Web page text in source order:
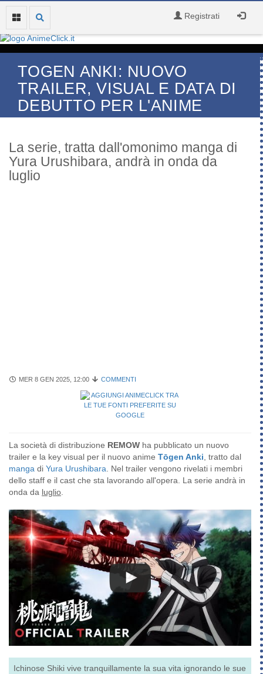
Registrati
TOGEN ANKI: NUOVO
TRAILER, VISUAL E DATA DI
DEBUTTO PER L'ANIME
La serie, tratta dall'omonimo manga di
Yura Urushibara, andrà in onda da
luglio
MER 8 GEN 2025, 12:00 COMMENTI
La società di distribuzione REMOW ha pubblicato un nuovo
trailer e la key visual per il nuovo anime Tōgen Anki , tratto dal
manga di Yura Urushibara . Nel trailer vengono rivelati i membri
dello staff e il cast che sta lavorando all'opera. La serie andrà in
onda da luglio
Ichinose Shiki vive tranquillamente la sua vita ignorando le sue